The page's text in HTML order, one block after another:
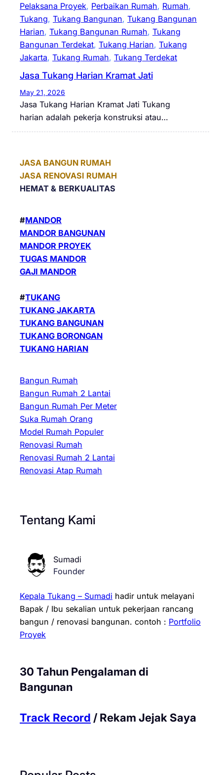
Pelaksana Proyek, Perbaikan Rumah, Rumah
Tukang, Tukang Bangunan, Tukang Bangunan
Harian, Tukang Bangunan Rumah, Tukang
Bangunan Terdekat, Tukang Harian, Tukang
Jakarta, Tukang Rumah, Tukang Terdekat
Jasa Tukang Harian Kramat Jati
May 21, 2026
Jasa Tukang Harian Kramat Jati Tukang
harian adalah pekerja konstruksi atau…
JASA BANGUN RUMAH
JASA RENOVASI RUMAH
HEMAT & BERKUALITAS
#MANDOR
MANDOR BANGUNAN
MANDOR PROYEK
TUGAS MANDOR
GAJI MANDOR
#TUKANG
TUKANG JAKARTA
TUKANG BANGUNAN
TUKANG BORONGAN
TUKANG HARIAN
Bangun Rumah
Bangun Rumah 2 Lantai
Bangun Rumah Per Meter
Suka Rumah Orang
Model Rumah Populer
Renovasi Rumah
Renovasi Rumah 2 Lantai
Renovasi Atap Rumah
Tentang Kami
Sumadi
Founder
Kepala Tukang – Sumadi hadir untuk melayani
Bapak / Ibu sekalian untuk pekerjaan rancang
bangun / renovasi bangunan. contoh : Portfolio
Proyek
30 Tahun Pengalaman di
Bangunan
Track Record / Rekam Jejak Saya